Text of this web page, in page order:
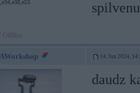
14. Jun 2024,
daudz